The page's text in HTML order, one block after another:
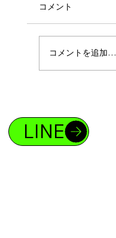
コメント
コメントを追加…
LINE